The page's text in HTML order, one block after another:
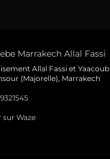
Marrakech Allal Fassi
Allal Fassi et Yaacoub
(Majorelle), Marrakech
sur Waze